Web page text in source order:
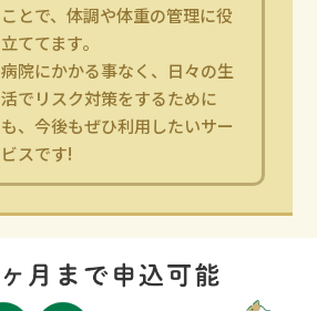
ことで、体調や体重の管理に役
立ててます。
病院にかかる事なく、日々の生
活でリスク対策をするために
も、今後もぜひ利用したいサー
ビスです!